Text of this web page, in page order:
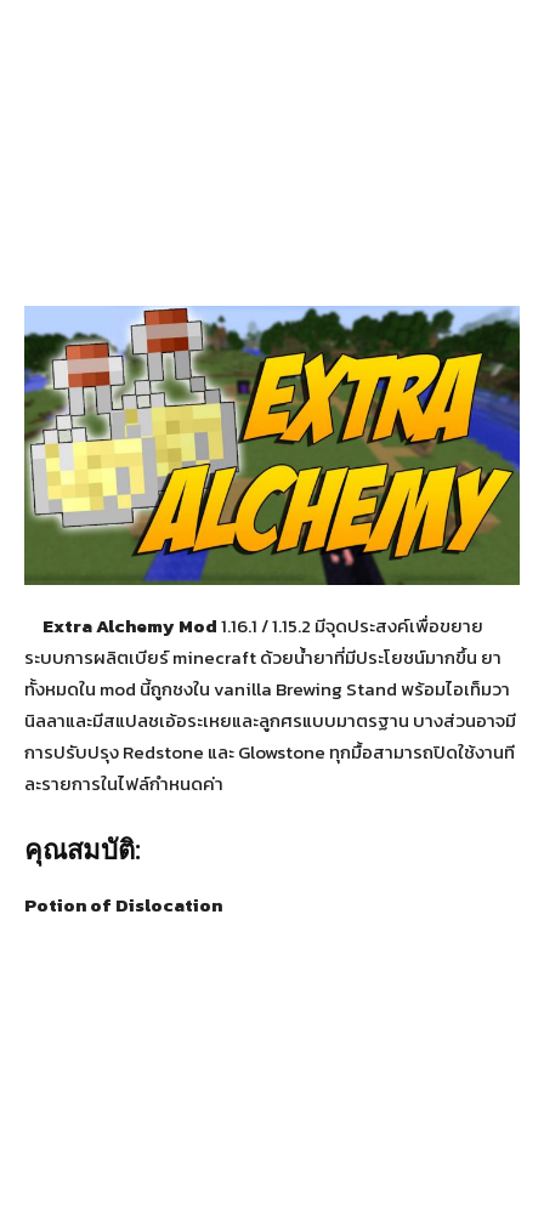
Extra Alchemy Mod1.16.1 / 1.15.2 มีจุดประสงค์เพื่อขยาย
ระบบการผลิตเบียร์ minecraft ด้วยน้ำยาที่มีประโยชน์มากขึ้น ยา
ทั้งหมดใน mod นี้ถูกชงใน vanilla Brewing Stand พร้อมไอเท็มวา
นิลลาและมีสแปลชเอ้อระเหยและลูกศรแบบมาตรฐาน บางส่วนอาจมี
การปรับปรุง Redstone และ Glowstone ทุกมื้อสามารถปิดใช้งานที
ละรายการในไฟล์กำหนดค่า
คุณสมบัติ:
Potion of Dislocation